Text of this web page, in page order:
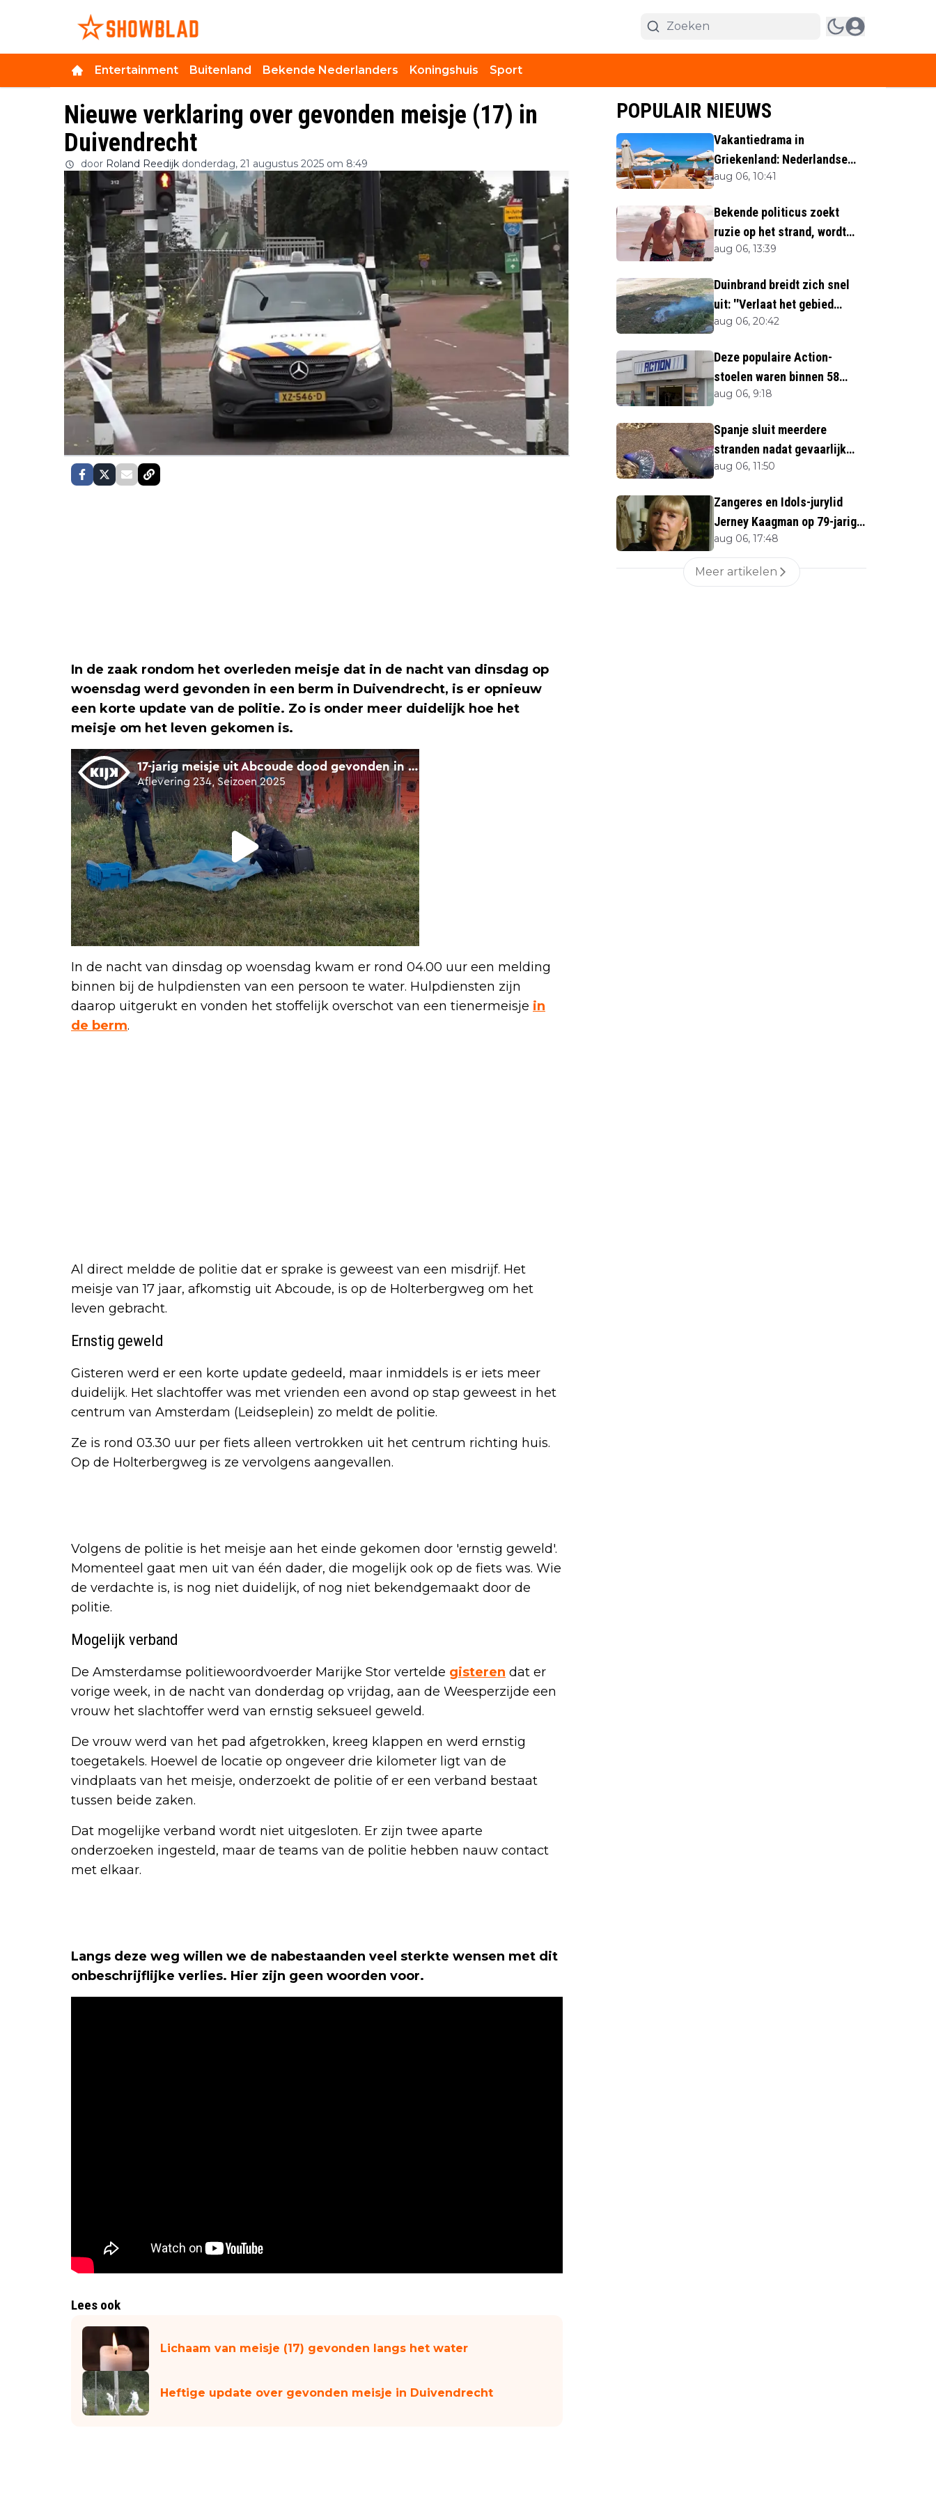
Entertainment Buitenland Bekende Nederlanders Koningshuis Sport
Nieuwe verklaring over gevonden meisje (17) in
Duivendrecht
door Roland Reedijk donderdag, 21 augustus 2025 om 8:49
In de zaak rondom het overleden meisje dat in de nacht van dinsdag op
woensdag werd gevonden in een berm in Duivendrecht, is er opnieuw
een korte update van de politie. Zo is onder meer duidelijk hoe het
meisje om het leven gekomen is.
In de nacht van dinsdag op woensdag kwam er rond 04.00 uur een melding
binnen bij de hulpdiensten van een persoon te water. Hulpdiensten zijn
daarop uitgerukt en vonden het stoffelijk overschot van een tienermeisje in
de berm.
Al direct meldde de politie dat er sprake is geweest van een misdrijf. Het
meisje van 17 jaar, afkomstig uit Abcoude, is op de Holterbergweg om het
leven gebracht.
Ernstig geweld
Gisteren werd er een korte update gedeeld, maar inmiddels is er iets meer
duidelijk. Het slachtoffer was met vrienden een avond op stap geweest in het
centrum van Amsterdam (Leidseplein) zo meldt de politie.
Ze is rond 03.30 uur per fiets alleen vertrokken uit het centrum richting huis.
Op de Holterbergweg is ze vervolgens aangevallen.
Volgens de politie is het meisje aan het einde gekomen door 'ernstig geweld'.
Momenteel gaat men uit van één dader, die mogelijk ook op de fiets was. Wie
de verdachte is, is nog niet duidelijk, of nog niet bekendgemaakt door de
politie.
Mogelijk verband
De Amsterdamse politiewoordvoerder Marijke Stor vertelde gisteren dat er
vorige week, in de nacht van donderdag op vrijdag, aan de Weesperzijde een
vrouw het slachtoffer werd van ernstig seksueel geweld.
De vrouw werd van het pad afgetrokken, kreeg klappen en werd ernstig
toegetakels. Hoewel de locatie op ongeveer drie kilometer ligt van de
vindplaats van het meisje, onderzoekt de politie of er een verband bestaat
tussen beide zaken.
Dat mogelijke verband wordt niet uitgesloten. Er zijn twee aparte
onderzoeken ingesteld, maar de teams van de politie hebben nauw contact
met elkaar.
Langs deze weg willen we de nabestaanden veel sterkte wensen met dit
onbeschrijflijke verlies. Hier zijn geen woorden voor.
Lees ook
Lichaam van meisje (17) gevonden langs het water
Heftige update over gevonden meisje in Duivendrecht
POPULAIR NIEUWS
Vakantiedrama in
Griekenland: Nederlandse
(40) omgekomen
aug 06, 10:41
Bekende politicus zoekt
ruzie op het strand, wordt
neergemaaid
aug 06, 13:39
Duinbrand breidt zich snel
uit: ''Verlaat het gebied
direct''
aug 06, 20:42
Deze populaire Action-
stoelen waren binnen 58
minuten uitverkocht zijn
aug 06, 9:18
Spanje sluit meerdere
stranden nadat gevaarlijk
zeedier opduikt
aug 06, 11:50
Zangeres en Idols-jurylid
Jerney Kaagman op 79-jarige
leeftijd overleden
aug 06, 17:48
Meer artikelen